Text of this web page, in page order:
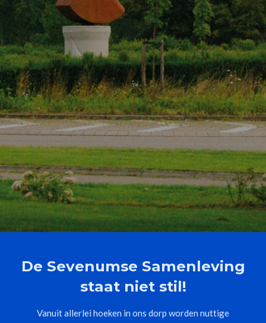
De Sevenumse Samenleving
staat niet stil!
Vanuit allerlei hoeken in ons dorp worden nuttige